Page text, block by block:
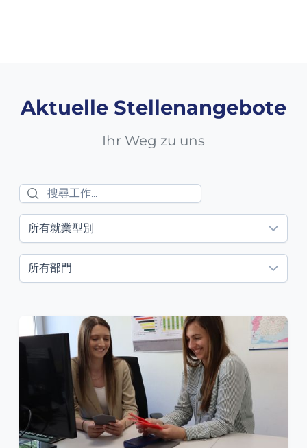
Aktuelle Stellenangebote
Ihr Weg zu uns
所有就業型別
所有部門